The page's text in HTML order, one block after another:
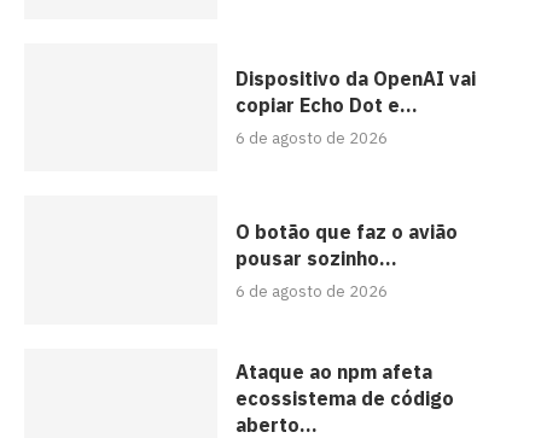
Dispositivo da OpenAI vai
copiar Echo Dot e...
6 de agosto de 2026
O botão que faz o avião
pousar sozinho...
6 de agosto de 2026
Ataque ao npm afeta
ecossistema de código
aberto...